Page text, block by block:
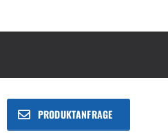
PRODUKTANFRAGE